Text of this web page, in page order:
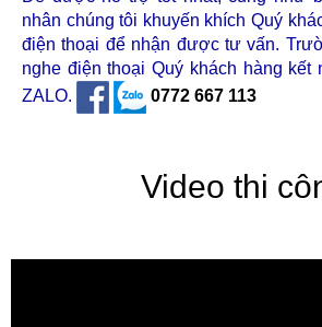
nhân chúng tôi khuyến khích Quý
điện thoại để nhận được tư vấn.
nghe điện thoại Quý khách hàng kết
ZALO.
0772 667 113
Video thi